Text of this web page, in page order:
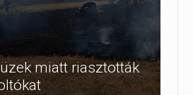
miatt riasztották